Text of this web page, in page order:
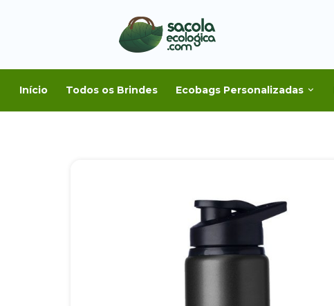
Início Todos os Brindes Ecobags Personalizadas